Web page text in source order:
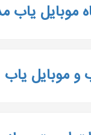
موبایل یاب
و موبایل یاب